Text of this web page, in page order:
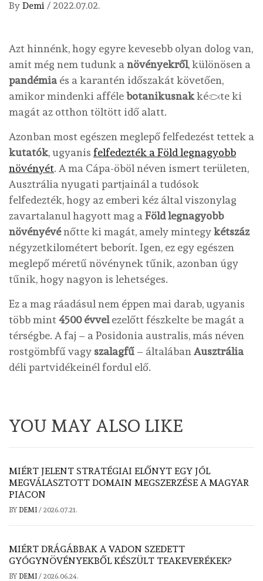
By Demi / 2022.07.02.
Azt hinnénk, hogy egyre kevesebb olyan dolog van,
amit még nem tudunk a növényekről, különösen a
pandémia és a karantén időszakát követően,
amikor mindenki affélebotanikusnakképezte ki
magát az otthon töltött idő alatt.
Azonban most egészen meglepő felfedezést tettek a
kutatók, ugyanis felfedezték a Föld legnagyobb
növényét. A ma Cápa-öböl néven ismert területen,
Ausztrália nyugati partjainál a tudósok
felfedezték, hogy az emberi kéz által viszonylag
zavartalanul hagyott mag a Föld legnagyobb
növényévénőtte ki magát, amely mintegykétszáz
négyzetkilométert beborít. Igen, ez egy egészen
meglepő méretű növénynek tűnik, azonban úgy
tűnik, hogy nagyon is lehetséges.
Ez a mag ráadásul nem éppen mai darab, ugyanis
több mint4500 évvelezelőtt fészkelte be magát a
térségbe. A faj – a Posidonia australis, más néven
rostgömbfű vagy szalagfű – általában Ausztrália
déli partvidékeinél fordul elő.
YOU MAY ALSO LIKE
MIÉRT JELENT STRATÉGIAI ELŐNYT EGY JÓL
MEGVÁLASZTOTT DOMAIN MEGSZERZÉSE A MAGYAR
PIACON
BY DEMI / 2026.07.21.
MIÉRT DRÁGÁBBAK A VADON SZEDETT
GYÓGYNÖVÉNYEKBŐL KÉSZÜLT TEAKEVERÉKEK?
BY DEMI / 2026.06.24.